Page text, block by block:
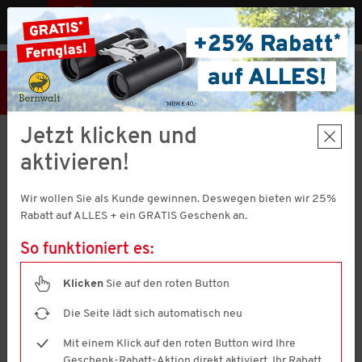
MENÜ
25% Rabatt
+ Geschenk
Hier klicken
Code V51373 einlösen!
MBW € 40,-
Aktion nur noch21 Stunden 26 Minuten 16 Sekunden gültig.
4.6
5
Sternen,
der
Read
Reviews.
Link
4.6 (2430)
Jetzt klicken und
aktivieren!
Wir wollen Sie als Kunde gewinnen. Deswegen bieten wir 25%
Rabatt auf ALLES + ein GRATIS Geschenk an.
So funktioniert es:
Klicken Sie auf den roten Button
Die Seite lädt sich automatisch neu
Mit einem Klick auf den roten Button wird Ihre